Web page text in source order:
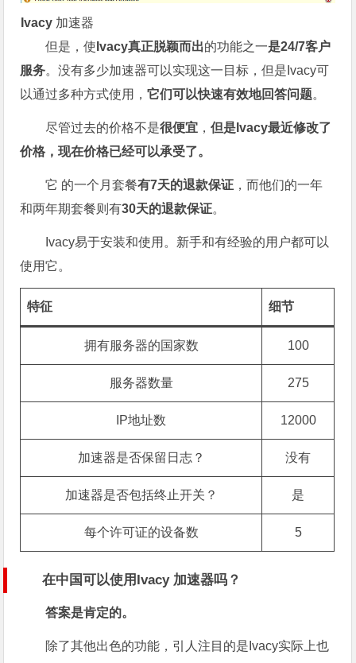
Ivacy加速器
但是，使 Ivacy真正脱颖而出的功能之一是24/7客户
服务。没有多少加速器可以实现这一目标，但是Ivacy可
以通过多种方式使用，它们可以快速有效地回答问题。
尽管过去的价格不是很便宜 ，但是Ivacy最近修改了
价格，现在价格已经可以承受了。
它 的一个月套餐有7天的退款保证 ，而他们的一年
和两年期套餐则有30天的退款保证。
Ivacy易于安装和使用。新手和有经验的用户都可以
使用它。
特征 细节
拥有服务器的国家数 100
服务器数量 275
IP地址数 12000
加速器是否保留日志？ 没有
加速器是否包括终止开关？ 是
每个许可证的设备数 5
在中国可以使用 Ivacy加速器吗？
答案是肯定的。
除了其他出色的功能，引人注目的是Ivacy实际上也